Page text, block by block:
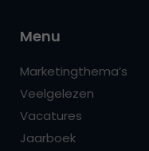
Menu
Marketingthema’s
Veelgelezen
Vacatures
Jaarboek